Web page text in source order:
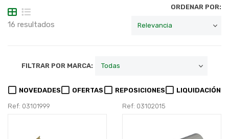
16 resultados
ORDENAR POR:
FILTRAR POR MARCA:
NOVEDADES OFERTAS REPOSICIONES LIQUIDACIÓN
Ref: 03101999 Ref: 03102015